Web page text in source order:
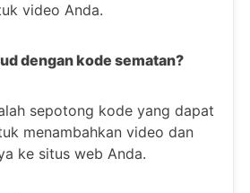
video Anda.
dengan kode sematan?
sepotong kode yang dapat
menambahkan video dan
ke situs web Anda.